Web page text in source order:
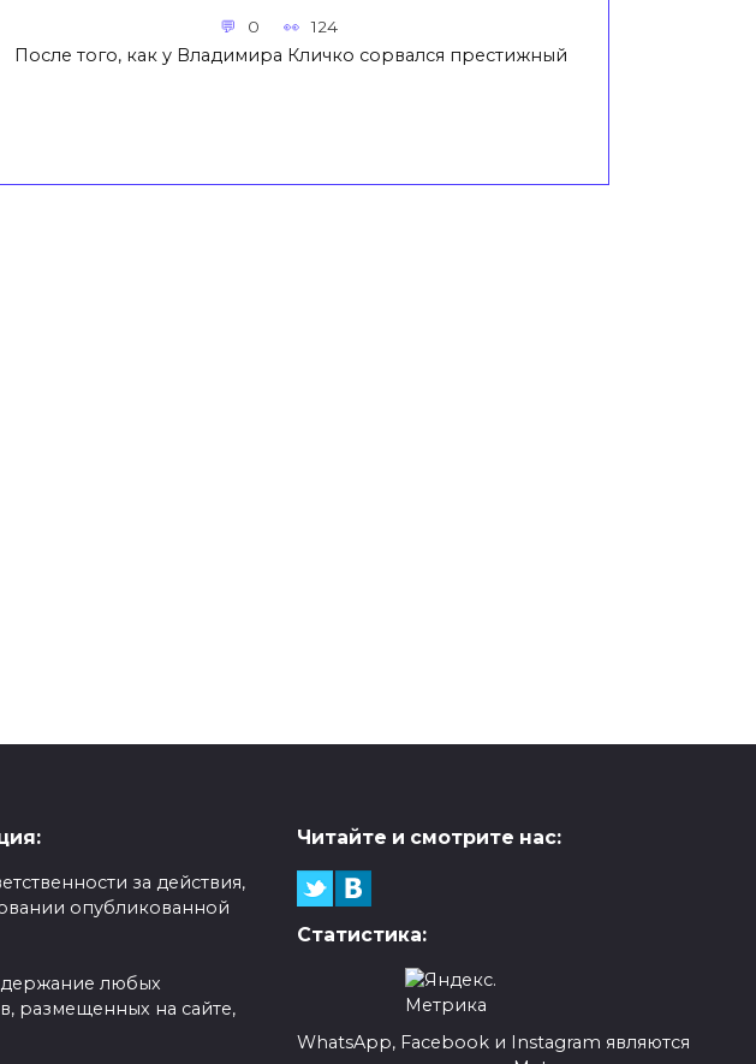
0 124
После того, как у Владимира Кличко сорвался престижный
за действия,
опубликованной
любых
размещенных на сайте,
Читайте и смотрите нас:
Статистика:
WhatsApp, Facebook и Instagram являются